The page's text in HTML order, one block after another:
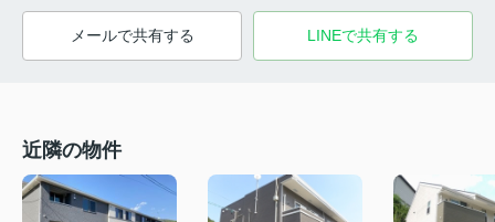
メールで共有する LINEで共有する
近隣の物件